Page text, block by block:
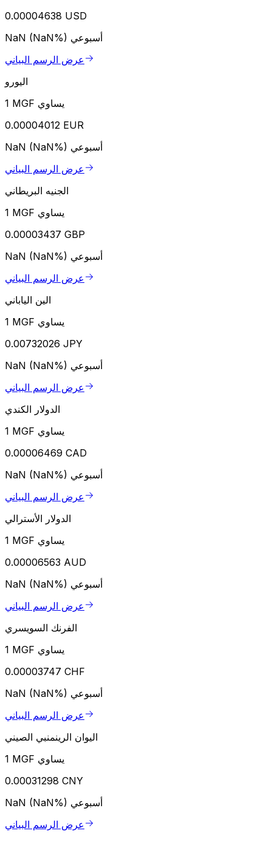
0.00004638 USD
NaN (NaN%) أسبوعي
عرض الرسم البياني
اليورو
1 MGF يساوي
0.00004012 EUR
NaN (NaN%) أسبوعي
عرض الرسم البياني
الجنيه البريطاني
1 MGF يساوي
0.00003437 GBP
NaN (NaN%) أسبوعي
عرض الرسم البياني
الين الياباني
1 MGF يساوي
0.00732026 JPY
NaN (NaN%) أسبوعي
عرض الرسم البياني
الدولار الكندي
1 MGF يساوي
0.00006469 CAD
NaN (NaN%) أسبوعي
عرض الرسم البياني
الدولار الأسترالي
1 MGF يساوي
0.00006563 AUD
NaN (NaN%) أسبوعي
عرض الرسم البياني
الفرنك السويسري
1 MGF يساوي
0.00003747 CHF
NaN (NaN%) أسبوعي
عرض الرسم البياني
اليوان الرينمنبي الصيني
1 MGF يساوي
0.00031298 CNY
NaN (NaN%) أسبوعي
عرض الرسم البياني